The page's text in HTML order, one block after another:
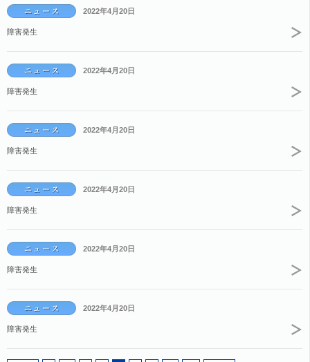
2022年4月20日
障害発生
2022年4月20日
障害発生
2022年4月20日
障害発生
2022年4月20日
障害発生
2022年4月20日
障害発生
2022年4月20日
障害発生